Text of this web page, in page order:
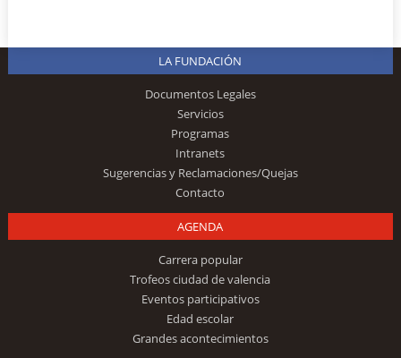
LA FUNDACIÓN
Documentos Legales
Servicios
Programas
Intranets
Sugerencias y Reclamaciones/Quejas
Contacto
AGENDA
Carrera popular
Trofeos ciudad de valencia
Eventos participativos
Edad escolar
Grandes acontecimientos